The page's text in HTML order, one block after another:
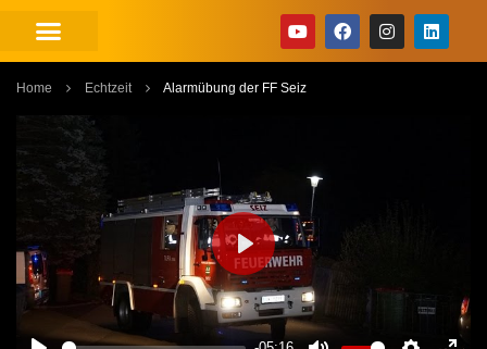
Home Echtzeit Alarmübung der FF Seiz
PLAY